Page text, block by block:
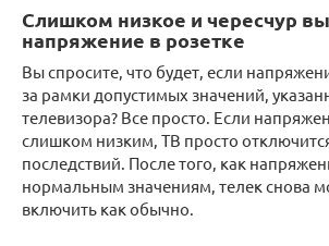
Слишком низкое и чересчур
напряжение в розетке
Вы спросите, что будет, если
за рамки допустимых значений,
телевизора? Все просто. Если
слишком низким, ТВ просто
последствий. После того, как
нормальным значениям, телек снова
включить как обычно.